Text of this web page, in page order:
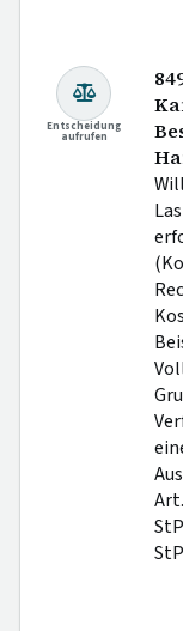
Entscheidung
aufrufen
Art.